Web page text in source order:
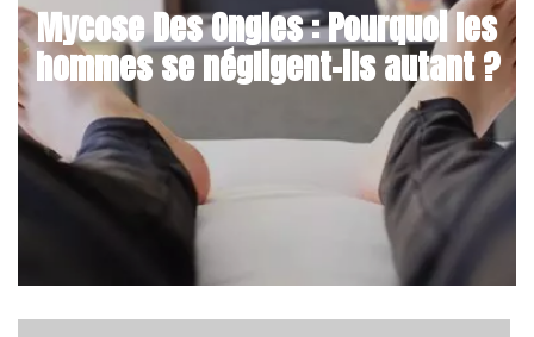
Mycose Des Ongles : Pourquoi les
hommes se négligent-ils autant ?